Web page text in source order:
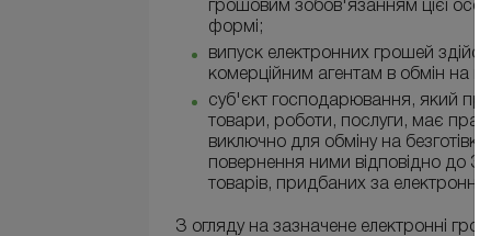
грошовим зобов'язанням цієї
формі;
випуск електронних грошей
комерційним агентам в обмін на
суб'єкт господарювання, який
товари, роботи, послуги, має
виключно для обміну на
повернення ними відповідно до
товарів, придбаних за електронні
З огляду на зазначене електронні